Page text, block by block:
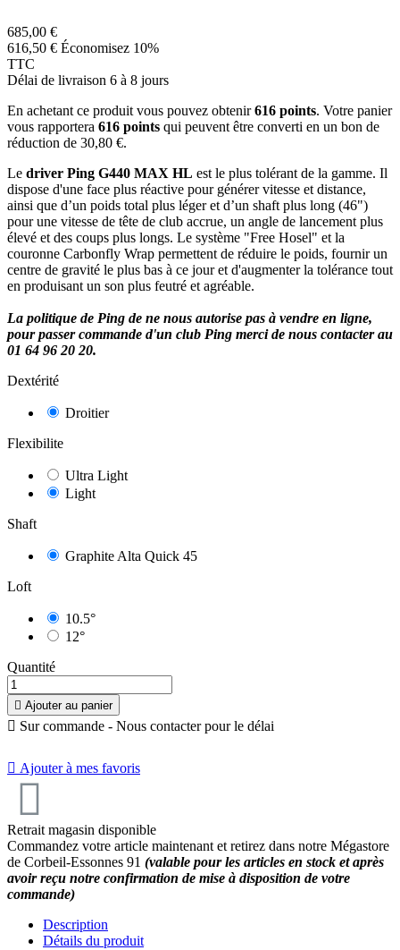
685,00 €
616,50 € Économisez 10%
TTC
Délai de livraison 6 à 8 jours
En achetant ce produit vous pouvez obtenir616 points. Votre panier
vous rapportera 616 points qui peuvent être converti en un bon de
réduction de 30,80 €.
Le driver Ping G440 MAX HL est le plus tolérant de la gamme. Il
dispose d'une face plus réactive pour générer vitesse et distance,
ainsi que d’un poids total plus léger et d’un shaft plus long (46")
pour une vitesse de tête de club accrue, un angle de lancement plus
élevé et des coups plus longs. Le système "Free Hosel" et la
couronne Carbonfly Wrap permettent de réduire le poids, fournir un
centre de gravité le plus bas à ce jour et d'augmenter la tolérance tout
en produisant un son plus feutré et agréable.
La politique de Ping de ne nous autorise pas à vendre en ligne,
pour passer commande d'un club Ping merci de nous contacter au
01 64 96 20 20.
Dextérité
Droitier
Flexibilite
Ultra Light
Light
Shaft
Graphite Alta Quick 45
Loft
10.5°
12°
Quantité
 Ajouter au panier
 Sur commande - Nous contacter pour le délai
 Ajouter à mes favoris
Retrait magasin disponible
Commandez votre article maintenant et retirez dans notre Mégastore
de Corbeil-Essonnes 91 (valable pour les articles en stock et après
avoir reçu notre confirmation de mise à disposition de votre
commande)
Description
Détails du produit